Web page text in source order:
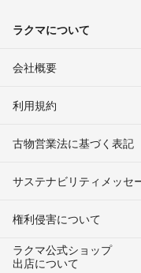
ラクマについて
会社概要
利用規約
古物営業法に基づく表記
サステナビリティメッセ
権利侵害について
ラクマ公式ショップ
出店について